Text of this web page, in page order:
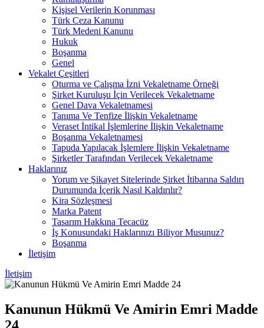
Kişisel Verilerin Korunması
Türk Ceza Kanunu
Türk Medeni Kanunu
Hukuk
Boşanma
Genel
Vekalet Çeşitleri
Oturma ve Çalışma İzni Vekaletname Örneği
Şirket Kuruluşu İçin Verilecek Vekaletname
Genel Dava Vekaletnamesi
Tanıma Ve Tenfize İlişkin Vekaletname
Veraset İntikal İşlemlerine İlişkin Vekaletname
Boşanma Vekaletnamesi
Tapuda Yapılacak İşlemlere İlişkin Vekaletname
Şirketler Tarafından Verilecek Vekaletname
Haklarınız
Yorum ve Şikayet Sitelerinde Şirket İtibarına Saldırı
Durumunda İçerik Nasıl Kaldırılır?
Kira Sözleşmesi
Marka Patent
Tasarım Hakkına Tecacüz
İş Konusundaki Haklarınızı Biliyor Musunuz?
Boşanma
İletişim
İletişim
Kanunun Hükmü Ve Amirin Emri Madde